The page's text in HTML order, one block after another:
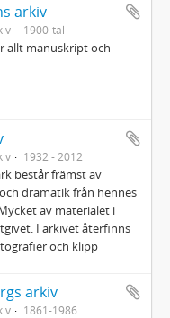
arkiv
1900-tal
allt manuskript och
1932 - 2012
består främst av
dramatik från hennes
av materialet i
I arkivet återfinns
och klipp
arkiv
1861-1986